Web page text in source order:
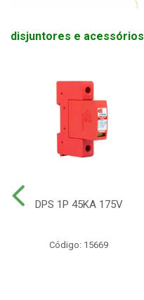
disjuntores e acessórios
DPS 1P 45KA 175V
Código: 15669